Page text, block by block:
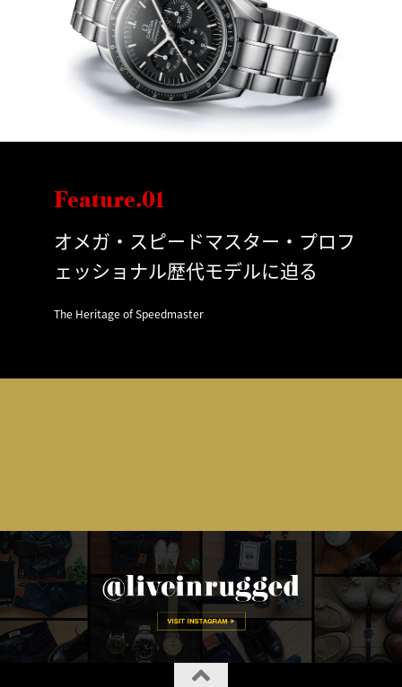
Feature.01
オメガ・スピードマスター・プロフ
ェッショナル歴代モデルに迫る
The Heritage of Speedmaster